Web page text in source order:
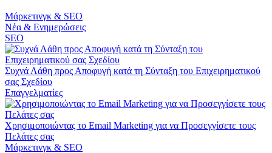
Μάρκετινγκ & SEO
Νέα & Ενημερώσεις
SEO
Συχνά Λάθη προς Αποφυγή κατά τη Σύνταξη του Επιχειρηματικού
σας Σχεδίου
Επαγγελματίες
Χρησιμοποιώντας το Email Marketing για να Προσεγγίσετε τους
Πελάτες σας
Μάρκετινγκ & SEO